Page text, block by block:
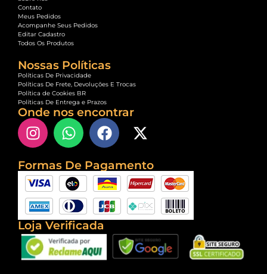
Contato
Meus Pedidos
Acompanhe Seus Pedidos
Editar Cadastro
Todos Os Produtos
Nossas Políticas
Políticas De Privacidade
Políticas De Frete, Devoluções E Trocas
Política de Cookies BR
Políticas De Entrega e Prazos
Onde nos encontrar
Formas De Pagamento
Loja Verificada